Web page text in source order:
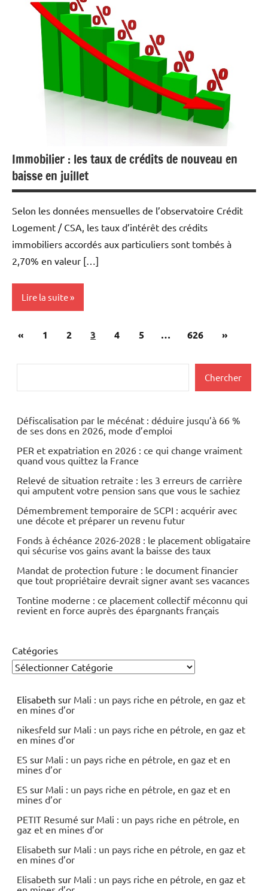
Immobilier
Immobilier : les taux de crédits de nouveau en
baisse en juillet
Selon les données mensuelles de l’observatoire Crédit
Logement / CSA, les taux d’intérêt des crédits
immobiliers accordés aux particuliers sont tombés à
2,70% en valeur […]
Lire la suite
Actualités
Indicateurs
Pagination
publications
«Publications
1 2 3 4 5 … 626
Articles
»
Chercher
Défiscalisation par le mécénat : déduire jusqu’à 66 %
de ses dons en 2026, mode d’emploi
PER et expatriation en 2026 : ce qui change vraiment
quand vous quittez la France
Relevé de situation retraite : les 3 erreurs de carrière
qui amputent votre pension sans que vous le sachiez
Démembrement temporaire de SCPI : acquérir avec
une décote et préparer un revenu futur
Fonds à échéance 2026-2028 : le placement obligataire
qui sécurise vos gains avant la baisse des taux
Mandat de protection future : le document financier
que tout propriétaire devrait signer avant ses vacances
Tontine moderne : ce placement collectif méconnu qui
revient en force auprès des épargnants français
Catégories
Elisabeth sur Mali : un pays riche en pétrole, en gaz et
en mines d’or
nikesfeld sur Mali : un pays riche en pétrole, en gaz et
en mines d’or
ES sur Mali : un pays riche en pétrole, en gaz et en
mines d’or
ES sur Mali : un pays riche en pétrole, en gaz et en
mines d’or
PETIT Resumé sur Mali : un pays riche en pétrole, en
gaz et en mines d’or
Elisabeth sur Mali : un pays riche en pétrole, en gaz et
en mines d’or
Elisabeth sur Mali : un pays riche en pétrole, en gaz et